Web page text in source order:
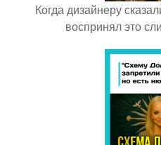
Когда дизайнеру
воспринял это